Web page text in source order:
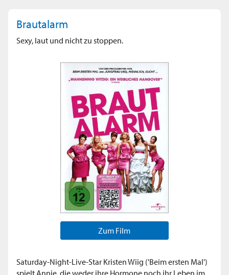
Brautalarm
Sexy, laut und nicht zu stoppen.
Zum Film
Saturday-Night-Live-Star Kristen Wiig ('Beim ersten Mal')